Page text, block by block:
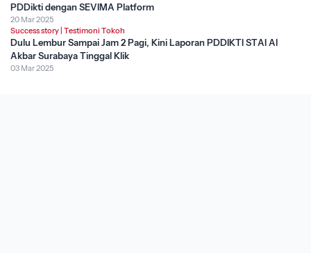
PDDikti dengan SEVIMA Platform
20 Mar 2025
Success story Testimoni Tokoh
Dulu Lembur Sampai Jam 2 Pagi, Kini Laporan PDDIKTI STAI Al
Akbar Surabaya Tinggal Klik
03 Mar 2025